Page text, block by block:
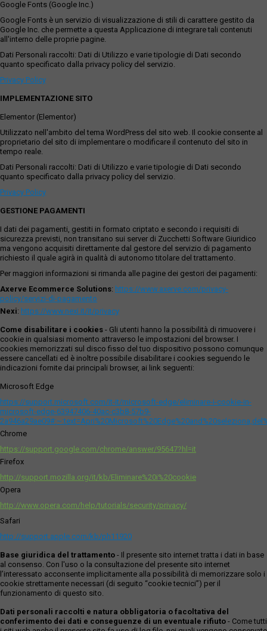
Google Fonts (Google Inc.)
Google Fonts è un servizio di visualizzazione di stili di carattere gestito da
Google Inc. che permette a questa Applicazione di integrare tali contenuti
all'interno delle proprie pagine.
Dati Personali raccolti: Dati di Utilizzo e varie tipologie di Dati secondo
quanto specificato dalla privacy policy del servizio.
Privacy Policy
IMPLEMENTAZIONE SITO
Elementor (Elementor)
Utilizzato nell'ambito del tema WordPress del sito web. Il cookie consente al
proprietario del sito di implementare o modificare il contenuto del sito in
tempo reale.
Dati Personali raccolti: Dati di Utilizzo e varie tipologie di Dati secondo
quanto specificato dalla privacy policy del servizio.
Privacy Policy
GESTIONE PAGAMENTI
I dati dei pagamenti, gestiti in formato criptato e secondo i requisiti di
sicurezza previsti, non transitano sui server di Zucchetti Software Giuridico
ma vengono acquisiti direttamente dal gestore del servizio di pagamento
richiesto il quale agirà in qualità di autonomo titolare del trattamento.
Per maggiori informazioni si rimanda alle pagine dei gestori dei pagamenti:
Axerve Ecommerce Solutions: https://www.axerve.com/privacy-
policy/servizi-di-pagamento
Nexi: https://www.nexi.it/it/privacy
Come disabilitare i cookies - Gli utenti hanno la possibilità di rimuovere i
cookie in qualsiasi momento attraverso le impostazioni del browser. I
cookies memorizzati sul disco fisso del tuo dispositivo possono comunque
essere cancellati ed è inoltre possibile disabilitare i cookies seguendo le
indicazioni fornite dai principali browser, ai link seguenti:
Microsoft Edge
https://support.microsoft.com/it-it/microsoft-edge/eliminare-i-cookie-in-
microsoft-edge-63947406-40ac-c3b8-57b9-
Chrome
https://support.google.com/chrome/answer/95647?hl=it
Firefox
http://support.mozilla.org/it/kb/Eliminare%20i%20cookie
Opera
http://www.opera.com/help/tutorials/security/privacy/
Safari
http://support.apple.com/kb/ph11920
Base giuridica del trattamento - Il presente sito internet tratta i dati in base
al consenso. Con l'uso o la consultazione del presente sito internet
l’interessato acconsente implicitamente alla possibilità di memorizzare solo i
cookie strettamente necessari (di seguito “cookie tecnici”) per il
funzionamento di questo sito.
Dati personali raccolti e natura obbligatoria o facoltativa del
conferimento dei dati e conseguenze di un eventuale rifiuto - Come tutti